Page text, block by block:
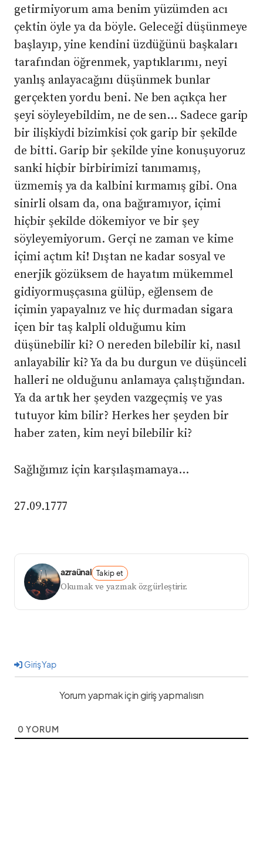
getirmiyorum ama benim yüzümden acı
çektin öyle ya da böyle. Geleceği düşünmeye
başlayıp, yine kendini üzdüğünü başkaları
tarafından öğrenmek, yaptıklarımı, neyi
yanlış anlayacağını düşünmek bunlar
gerçekten yordu beni. Ne ben açıkça her
şeyi söyleyebildim, ne de sen… Sadece garip
bir ilişkiydi bizimkisi çok garip bir şekilde
de bitti. Garip bir şekilde yine konuşuyoruz
sanki hiçbir birbirimizi tanımamış,
üzmemiş ya da kalbini kırmamış gibi. Ona
sinirli olsam da, ona bağıramıyor, içimi
hiçbir şekilde dökemiyor ve bir şey
söyleyemiyorum. Gerçi ne zaman ve kime
içimi açtım ki! Dıştan ne kadar sosyal ve
enerjik gözüksem de hayatım mükemmel
gidiyormuşçasına gülüp, eğlensem de
içimin yapayalnız ve hiç durmadan sigara
içen bir taş kalpli olduğumu kim
düşünebilir ki? O nereden bilebilir ki, nasıl
anlayabilir ki? Ya da bu durgun ve düşünceli
halleri ne olduğunu anlamaya çalıştığından.
Ya da artık her şeyden vazgeçmiş ve yas
tutuyor kim bilir? Herkes her şeyden bir
haber zaten, kim neyi bilebilir ki?
Sağlığımız için karşılaşmamaya…
27.09.1777
azraünal Takip et
Okumak ve yazmak özgürleştirir.
Giriş Yap
Yorum yapmak için giriş yapmalısın
0 YORUM